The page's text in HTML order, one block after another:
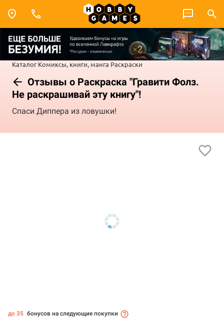
Каталог Комиксы, книги, манга Раскраски
Отзывы о Раскраска "Гравити Фолз.
Не раскрашивай эту книгу"!
Спаси Диппера из ловушки!
до 35 бонусов на следующие покупки